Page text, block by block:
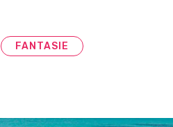
FANTASIE